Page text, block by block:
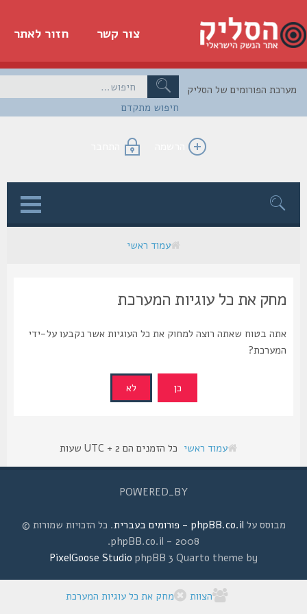
חזור לאתר צור קשר
חיפוש מתקדם
הפורומים של הסליק
הרשמה התחבר
עמוד ראשי
מחק את כל עוגיות המערכת
אתה בטוח שאתה רוצה למחוק את כל העוגיות אשר נקבעו על-ידי
המערכת?
עמוד ראשי כל הזמנים הם UTC + 2 שעות
POWERED_BY
מבוסס עלphpBB.co.il - פורומים בעברית
. כל הזכויות שמורות ©
2008 - phpBB.co.il.
phpBB 3 Quarto theme by
PixelGoose Studio
הצוות מחק את כל עוגיות המערכת